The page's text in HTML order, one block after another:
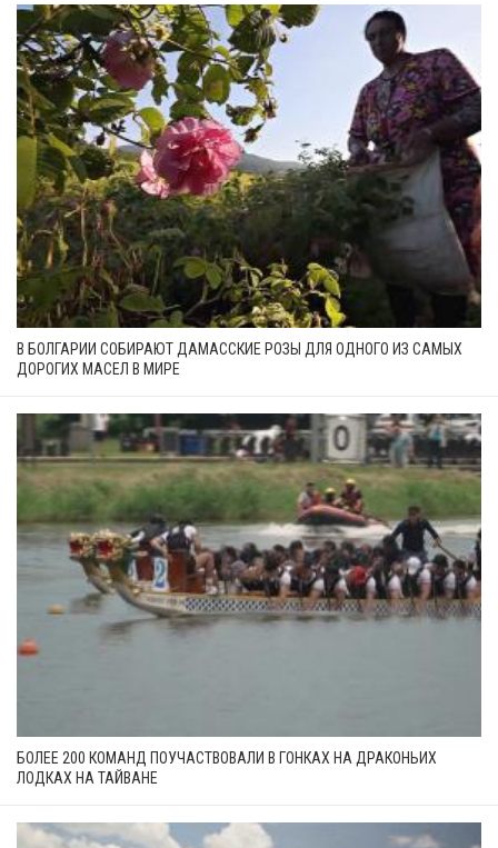
В БОЛГАРИИ СОБИРАЮТ ДАМАССКИЕ РОЗЫ ДЛЯ ОДНОГО ИЗ САМЫХ
ДОРОГИХ МАСЕЛ В МИРЕ
БОЛЕЕ 200 КОМАНД ПОУЧАСТВОВАЛИ В ГОНКАХ НА ДРАКОНЬИХ
ЛОДКАХ НА ТАЙВАНЕ